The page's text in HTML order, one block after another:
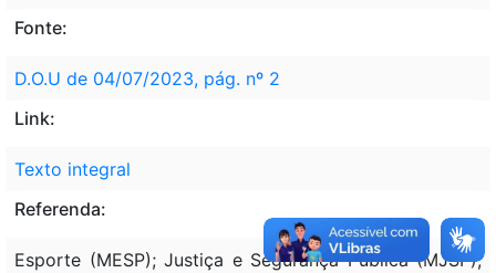
Fonte:
D.O.U de 04/07/2023, pág. nº 2
Link:
Texto integral
Referenda:
Esporte (MESP); Justiça e Segurança Pública (MJSP);